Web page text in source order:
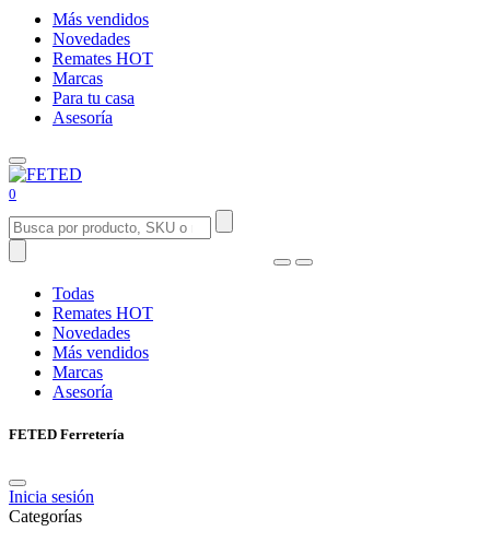
Más vendidos
Novedades
Remates HOT
Marcas
Para tu casa
Asesoría
0
Todas
Remates HOT
Novedades
Más vendidos
Marcas
Asesoría
FETED Ferretería
Inicia sesión
Categorías